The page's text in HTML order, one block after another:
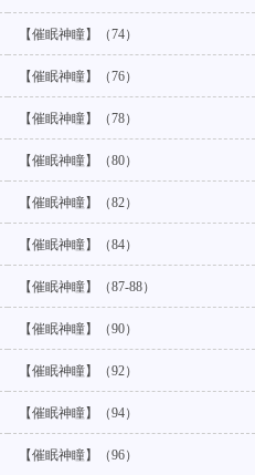
【催眠神瞳】（74）
【催眠神瞳】（76）
【催眠神瞳】（78）
【催眠神瞳】（80）
【催眠神瞳】（82）
【催眠神瞳】（84）
【催眠神瞳】（87-88）
【催眠神瞳】（90）
【催眠神瞳】（92）
【催眠神瞳】（94）
【催眠神瞳】（96）